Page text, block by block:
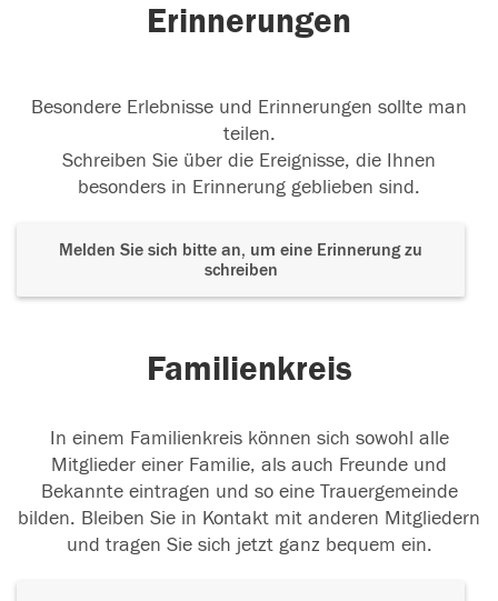
Erinnerungen
Besondere Erlebnisse und Erinnerungen sollte man
teilen.
Schreiben Sie über die Ereignisse, die Ihnen
besonders in Erinnerung geblieben sind.
Melden Sie sich bitte an, um eine Erinnerung zu
schreiben
Familienkreis
In einem Familienkreis können sich sowohl alle
Mitglieder einer Familie, als auch Freunde und
Bekannte eintragen und so eine Trauergemeinde
bilden. Bleiben Sie in Kontakt mit anderen Mitgliedern
und tragen Sie sich jetzt ganz bequem ein.